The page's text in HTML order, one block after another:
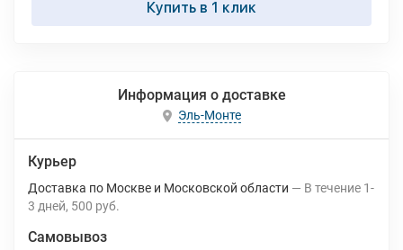
Купить в 1 клик
Информация о доставке
Эль-Монте
Курьер
Доставка по Москве и Московской области В течение 1-
3 дней 500 руб.
Самовывоз